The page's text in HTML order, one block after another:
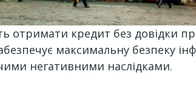
отримати кредит без довідки
максимальну безпеку
негативними наслідками.